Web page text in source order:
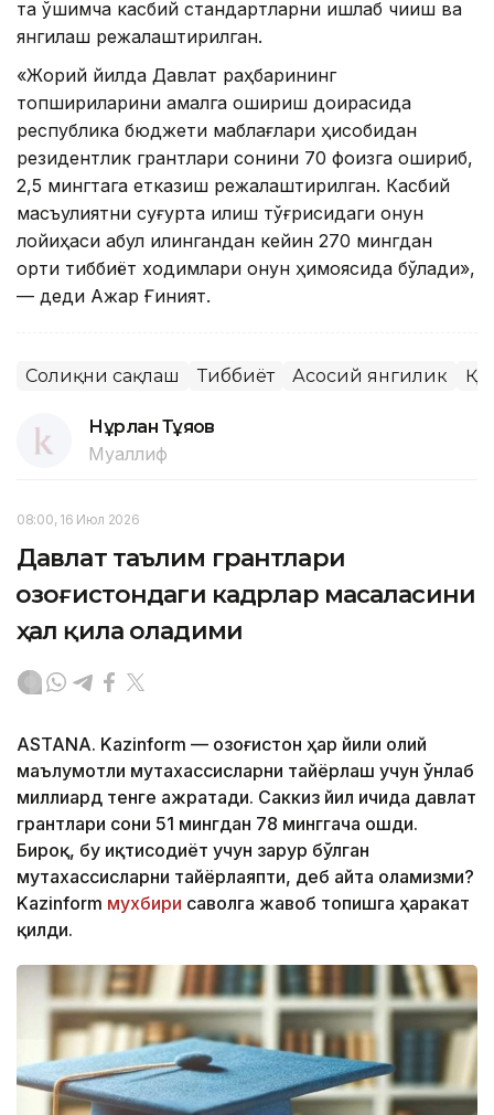
та қўшимча касбий стандартларни ишлаб чиқиш ва
янгилаш режалаштирилган.
«Жорий йилда Давлат раҳбарининг
топшириқларини амалга ошириш доирасида
республика бюджети маблағлари ҳисобидан
резидентлик грантлари сонини 70 фоизга ошириб,
2,5 мингтага етказиш режалаштирилган. Касбий
масъулиятни суғурта қилиш тўғрисидаги қонун
лойиҳаси қабул қилингандан кейин 270 мингдан
ортиқ тиббиёт ходимлари қонун ҳимоясида бўлади»,
— деди Ажар Ғиният.
Соғлиқни сақлаш Тиббиёт Асосий янгилик ҚР
Нұрлан Тұяқов
Муаллиф
08:00, 16 Июл 2026
Давлат таълим грантлари
Қозоғистондаги кадрлар масаласини
ҳал қила оладими
ASTANA. Kazinform — Қозоғистон ҳар йили олий
маълумотли мутахассисларни тайёрлаш учун ўнлаб
миллиард тенге ажратади. Саккиз йил ичида давлат
грантлари сони 51 мингдан 78 минггача ошди.
Бироқ, бу иқтисодиёт учун зарур бўлган
мутахассисларни тайёрлаяпти, деб айта оламизми?
Kazinform мухбири саволга жавоб топишга ҳаракат
қилди.